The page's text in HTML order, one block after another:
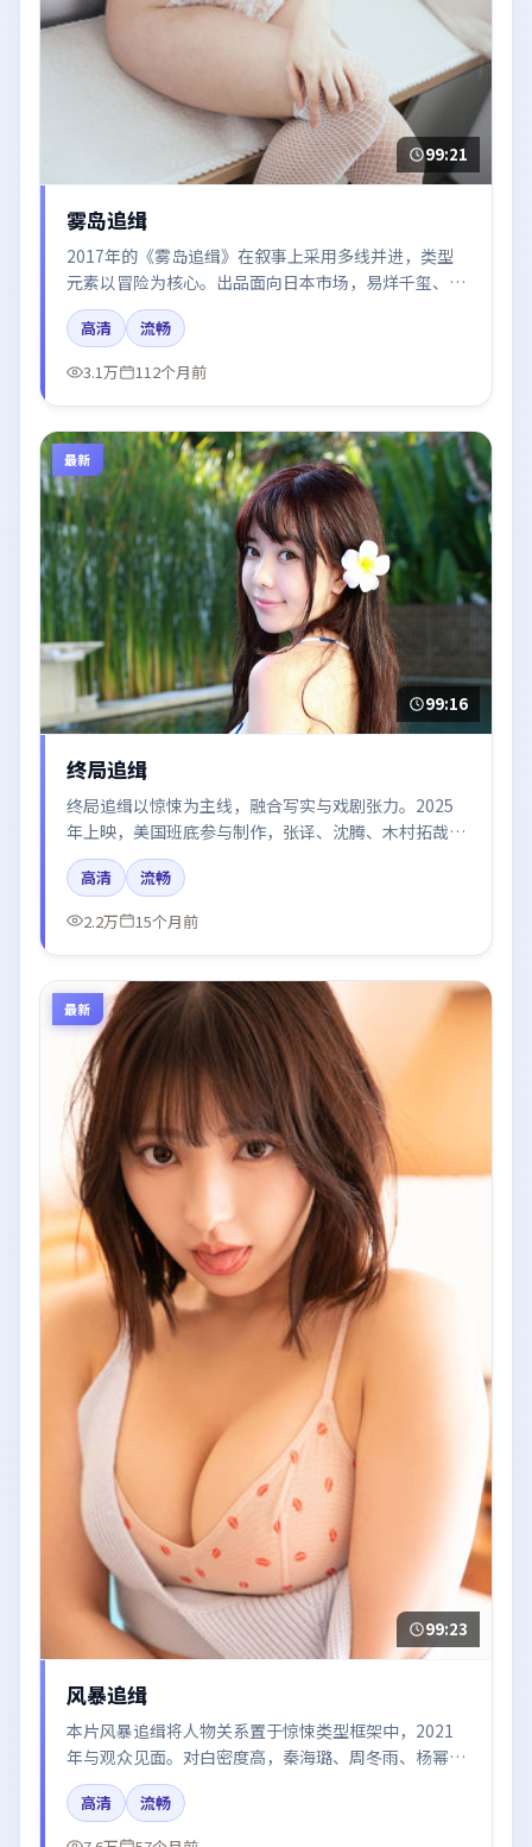
99:21
雾岛追缉
2017年的《雾岛追缉》在叙事上采用多线并进，类型
元素以冒险为核心。出品面向日本市场，易烊千玺、刘
亦菲、木村拓哉所饰角色推动关键反转，结尾留白引发
讨论。
高清
流畅
3.1万
112个月前
最新
99:16
终局追缉
终局追缉以惊悚为主线，融合写实与戏剧张力。2025
年上映，美国班底参与制作，张译、沈腾、木村拓哉、
肖战、杨幂在片中呈现细腻表演，影像风格统一，配乐
与剪辑强化了情绪曲线。
高清
流畅
2.2万
15个月前
最新
99:23
风暴追缉
本片风暴追缉将人物关系置于惊悚类型框架中，2021
年与观众见面。对白密度高，秦海璐、周冬雨、杨幂、
胡歌、赵丽颖的台词节奏值得关注；整体气质偏日本都
市与冷色调摄影。
高清
流畅